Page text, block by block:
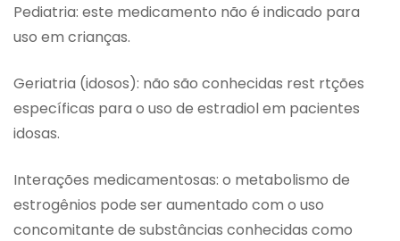
Pediatria: este medicamento não é indicado para
uso em crianças.
Geriatria (idosos): não são conhecidas rest rtções
específicas para o uso de estradiol em pacientes
idosas.
Interações medicamentosas: o metabolismo de
estrogênios pode ser aumentado com o uso
concomitante de substâncias conhecidas como